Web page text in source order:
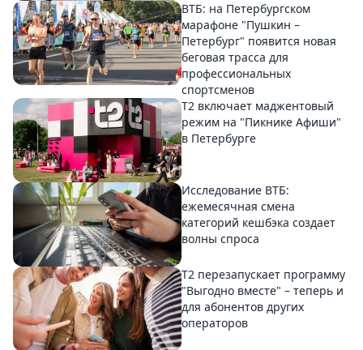
ВТБ: на Петербургском
марафоне "Пушкин –
Петербург" появится новая
беговая трасса для
профессиональных
спортсменов
Т2 включает маджентовый
режим на "Пикнике Афиши"
в Петербурге
Исследование ВТБ:
ежемесячная смена
категорий кешбэка создает
волны спроса
Т2 перезапускает программу
"Выгодно вместе" – теперь и
для абонентов других
операторов